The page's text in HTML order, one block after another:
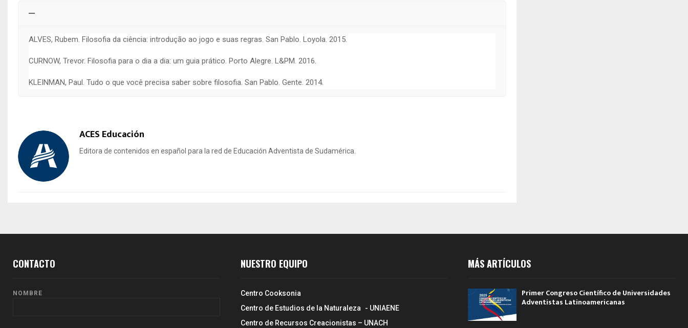
ALVES, Rubem. Filosofia da ciência: introdução ao jogo e suas regras. San Pablo. Loyola. 2015.
CURNOW, Trevor. Filosofia para o dia a dia: um guia prático. Porto Alegre. L&PM. 2016.
KLEINMAN, Paul. Tudo o que você precisa saber sobre filosofia. San Pablo. Gente. 2014.
ACES Educación
Editora de contenidos en español para la red de Educación Adventista de Sudamérica.
CONTACTO
NOMBRE
NUESTRO EQUIPO
Centro Cooksonia
Centro de Estudios de la Naturaleza - UNIAENE
Centro de Recursos Creacionistas – UNACH
MÁS ARTÍCULOS
Primer Congreso Científico de Universidades
Adventistas Latinoamericanas